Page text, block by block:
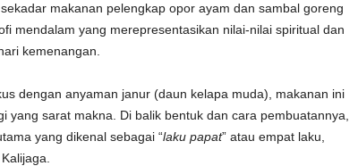
makanan pelengkap opor ayam dan sambal goreng
mendalam yang merepresentasikan nilai-nilai spiritual dan
kemenangan.
dengan anyaman janur (daun kelapa muda), makanan ini
yang sarat makna. Di balik bentuk dan cara pembuatannya,
yang dikenal sebagai “laku papat” atau empat laku,